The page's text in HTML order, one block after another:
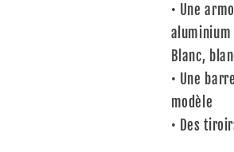
• Une
aluminium
Blanc,
• Une
modèle
• Des